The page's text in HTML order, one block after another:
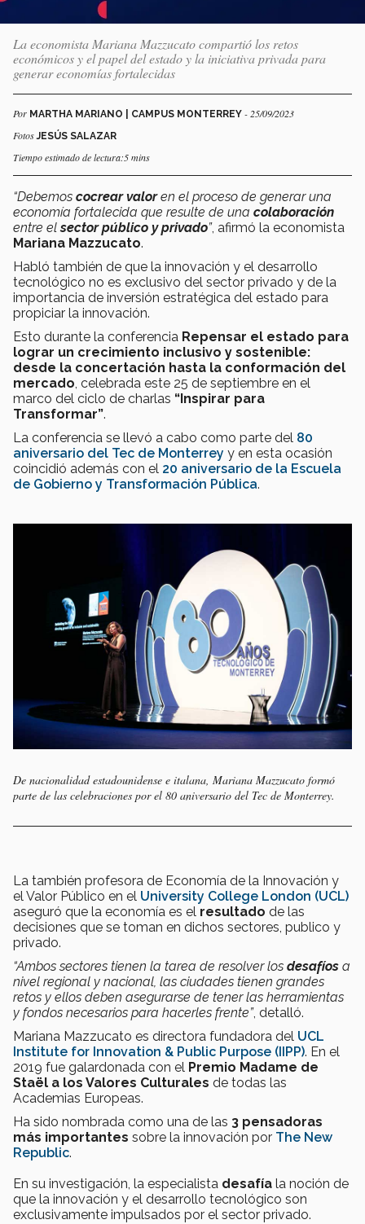
La economista Mariana Mazzucato compartió los retos
económicos y el papel del estado y la iniciativa privada para
generar economías fortalecidas
Por MARTHA MARIANO | CAMPUS MONTERREY - 25/09/2023
FotosJESÚS SALAZAR
Tiempo estimado de lectura:5 mins
“Debemos cocrear valoren el proceso de generar una
economía fortalecida que resulte de una colaboración
entre elsector público y privado”, afirmó la economista
Mariana Mazzucato.
Habló también de que la innovación y el desarrollo
tecnológico no es exclusivo del sector privado y de la
importancia de inversión estratégica del estado para
propiciar la innovación.
Esto durante la conferencia Repensar el estado para
lograr un crecimiento inclusivo y sostenible:
desde la concertación hasta la conformación del
mercado , celebrada este 25 de septiembre en el
marco del ciclo de charlas “Inspirar para
Transformar”.
La conferencia se llevó a cabo como parte del 80
aniversario del Tec de Monterrey y en esta ocasión
coincidió además con el 20 aniversario de la Escuela
de Gobierno y Transformación Pública.
De nacionalidad estadounidense e italana, Mariana Mazzucato formó
parte de las celebraciones por el 80 aniversario del Tec de Monterrey.
La también profesora de Economía de la Innovación y
el Valor Público en el University College London (UCL)
aseguró que la economía es el resultado de las
decisiones que se toman en dichos sectores, publico y
privado.
“Ambos sectores tienen la tarea de resolver los desafíos a
nivel regional y nacional, las ciudades tienen grandes
retos y ellos deben asegurarse de tener las herramientas
y fondos necesarios para hacerles frente”, detalló.
Mariana Mazzucato es directora fundadora del UCL
Institute for Innovation & Public Purpose (IIPP). En el
2019 fue galardonada con el Premio Madame de
Staël a los Valores Culturales de todas las
Academias Europeas.
Ha sido nombrada como una de las 3 pensadoras
más importantes sobre la innovación por The New
Republic.
En su investigación, la especialista desafía la noción de
que la innovación y el desarrollo tecnológico son
exclusivamente impulsados por el sector privado.